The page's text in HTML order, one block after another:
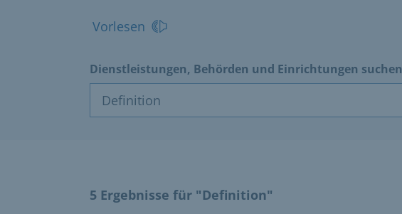
Vorlesen
Dienstleistungen, Behörden und Einrichtungen suchen
5 Ergebnisse für "Definition"